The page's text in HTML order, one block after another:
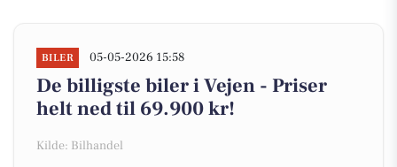
BILER 05-05-2026 15:58
De billigste biler i Vejen - Priser
helt ned til 69.900 kr!
Kilde: Bilhandel